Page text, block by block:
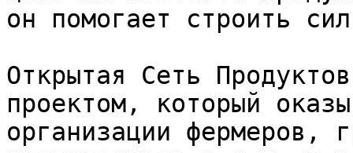
он помогает строить
Открытая Сеть
проектом, который
организации фермеров,